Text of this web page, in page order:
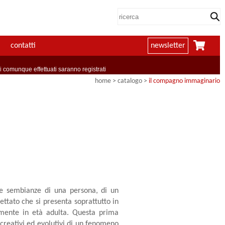
contatti newsletter
effettuati saranno registrati
home > catalogo > il compagno immaginario
sembianze di una persona, di un
che si presenta soprattutto in
in età adulta. Questa prima